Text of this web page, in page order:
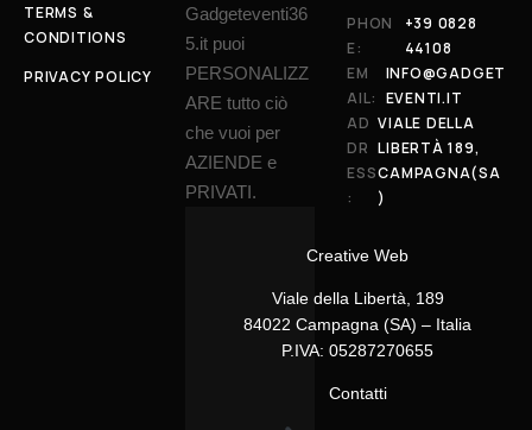
TERMS &
CONDITIONS
PRIVACY POLICY
Gadgeteventi36
5.it puoi
PERSONALIZZ
ARE tutto ciò
che vuoi per
AZIENDE e
PRIVATI.
Creative Web
Viale della Libertà, 189
84022 Campagna (SA) – Italia
P.IVA: 05287270655
Contatti
PHON
E:
+39 0828
44108
EM
AIL:
INFO@GADGET
EVENTI.IT
AD
DR
ESS
:
VIALE DELLA
LIBERTÀ 189,
CAMPAGNA(SA
)